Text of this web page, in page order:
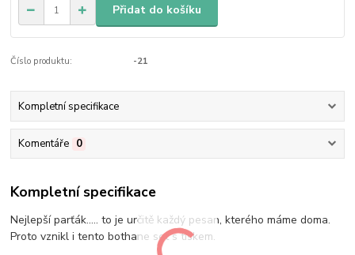
Přidat do košíku
Číslo produktu: -21
Kompletní specifikace
Komentáře 0
Kompletní specifikace
Nejlepší parťák..... to je určitě každý pesan, kterého máme doma.
Proto vznikl i tento bothane set s tiskem.